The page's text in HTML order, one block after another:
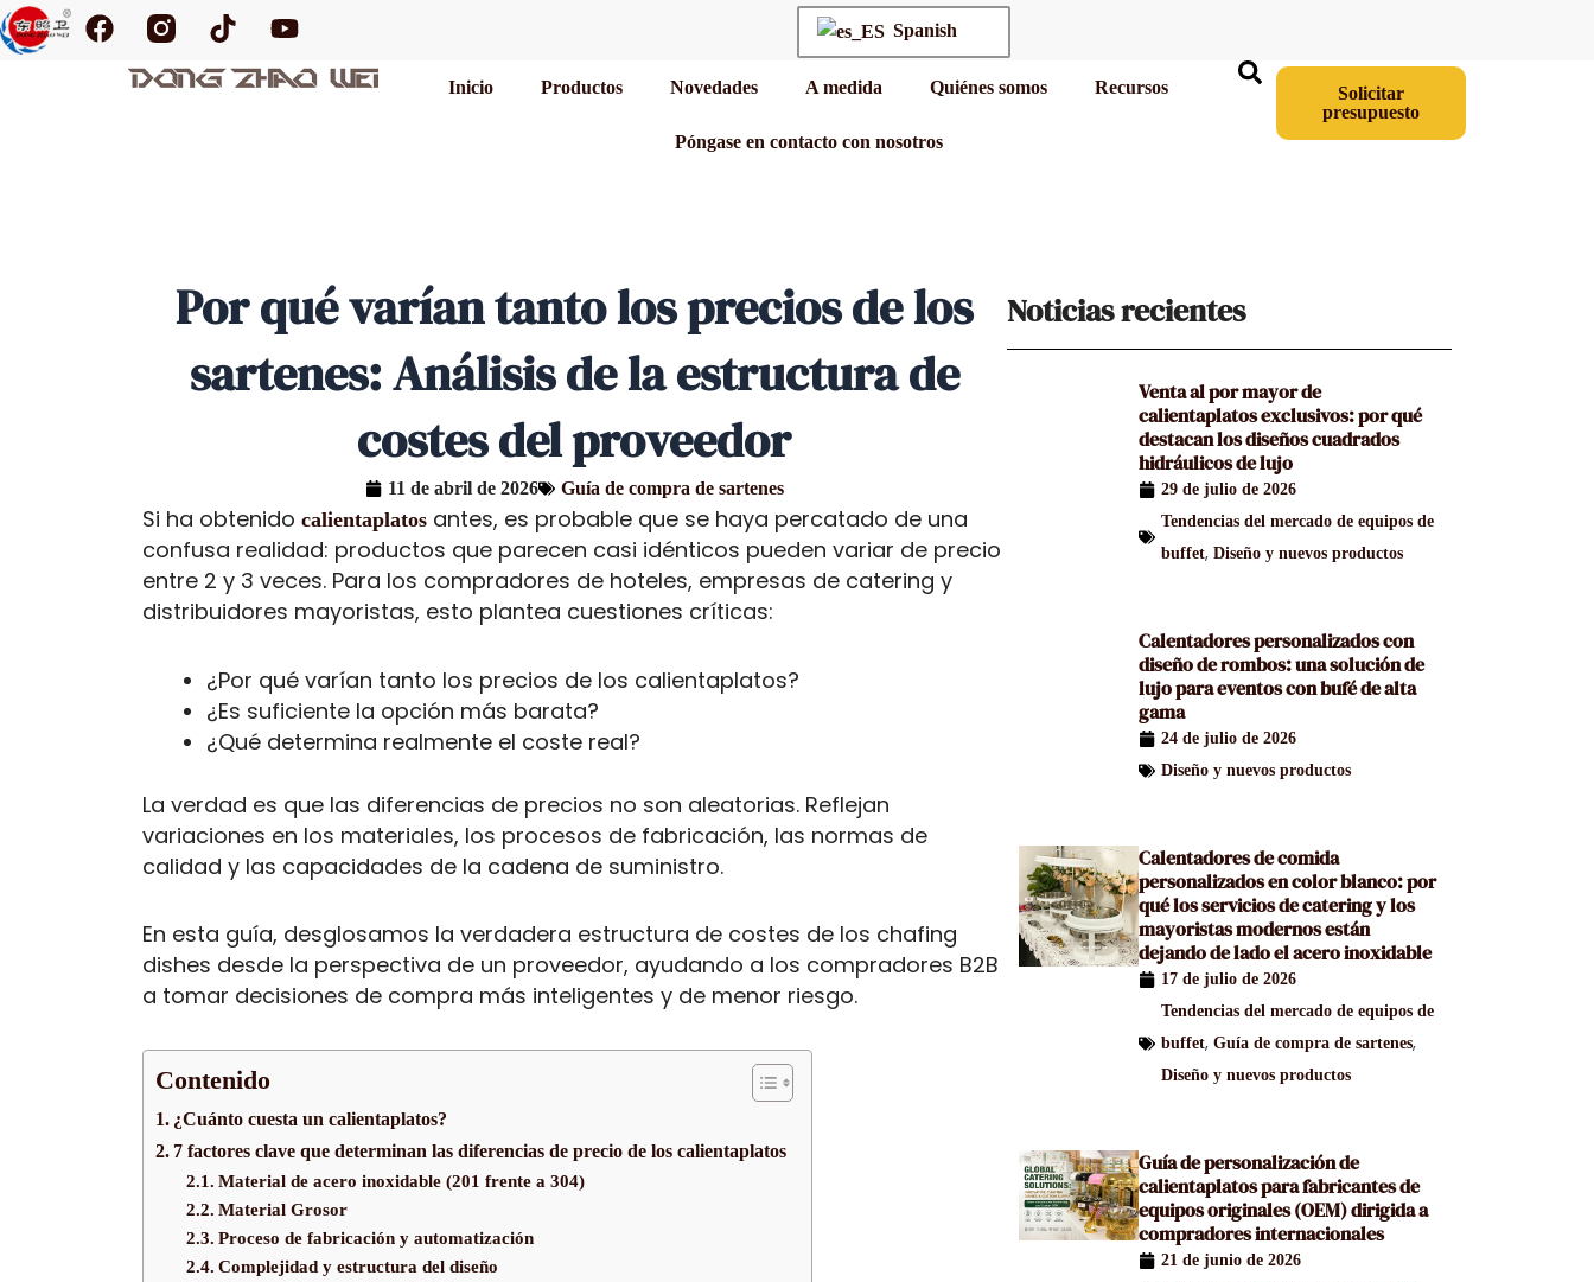
Ir
al
F
a
T
i
k
t
Y
o
u
t
Spanish
Inicio Productos Novedades A medida Quiénes somos Recursos
Póngase en contacto con nosotros
Solicitar
presupuesto
Por qué varían tanto los precios de los
sartenes: Análisis de la estructura de
costes del proveedor
11 de abril de 2026 Guía de compra de sartenes
Si ha obtenido calientaplatos antes, es probable que se haya percatado de una
confusa realidad: productos que parecen casi idénticos pueden variar de precio
entre 2 y 3 veces. Para los compradores de hoteles, empresas de catering y
distribuidores mayoristas, esto plantea cuestiones críticas:
¿Por qué varían tanto los precios de los calientaplatos?
¿Es suficiente la opción más barata?
¿Qué determina realmente el coste real?
La verdad es que las diferencias de precios no son aleatorias. Reflejan
variaciones en los materiales, los procesos de fabricación, las normas de
calidad y las capacidades de la cadena de suministro.
En esta guía, desglosamos la verdadera estructura de costes de los chafing
dishes desde la perspectiva de un proveedor, ayudando a los compradores B2B
a tomar decisiones de compra más inteligentes y de menor riesgo.
Contenido
¿Cuánto cuesta un calientaplatos?
7 factores clave que determinan las diferencias de precio de los calientaplatos
Material de acero inoxidable (201 frente a 304)
Material Grosor
Proceso de fabricación y automatización
Complejidad y estructura del diseño
Noticias recientes
Venta al por mayor de
calientaplatos exclusivos: por qué
destacan los diseños cuadrados
hidráulicos de lujo
29 de julio de 2026
Tendencias del mercado de equipos de
buffet,Diseño y nuevos productos
Calentadores personalizados con
diseño de rombos: una solución de
lujo para eventos con bufé de alta
gama
24 de julio de 2026
Diseño y nuevos productos
Calentadores de comida
personalizados en color blanco: por
qué los servicios de catering y los
mayoristas modernos están
dejando de lado el acero inoxidable
17 de julio de 2026
Tendencias del mercado de equipos de
buffet,Guía de compra de sartenes,
Diseño y nuevos productos
Guía de personalización de
calientaplatos para fabricantes de
equipos originales (OEM) dirigida a
compradores internacionales
21 de junio de 2026